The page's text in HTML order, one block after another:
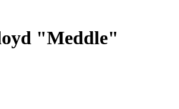
"Meddle"